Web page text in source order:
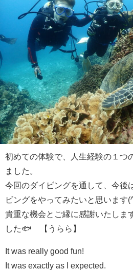
初めての体験で、人生経験の１つ
ました。
今回のダイビングを通して、今後
ビングをやってみたいと思います
貴重な機会とご縁に感謝いたしま
した🐟 【うらら】
It was really good fun!
It was exactly as I expected.